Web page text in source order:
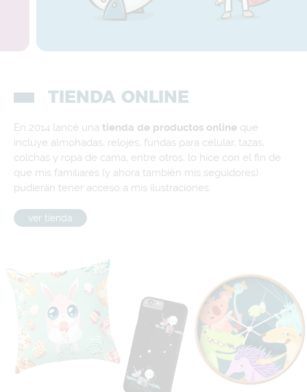
TIENDA ONLINE
En 2014 lancé una tienda de productos online que
incluye almohadas, relojes, fundas para celular, tazas,
colchas y ropa de cama, entre otros, lo hice con el fin de
que mis familiares (y ahora también mis seguidores)
pudieran tener acceso a mis ilustraciones.
ver tienda